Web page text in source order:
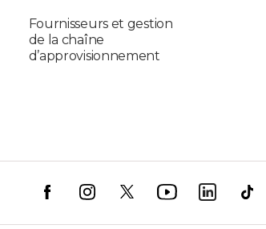
Fournisseurs et gestion
de la chaîne
d’approvisionnement